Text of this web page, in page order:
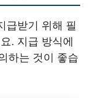
급받기 위해 필
. 지급 방식에
하는 것이 좋습